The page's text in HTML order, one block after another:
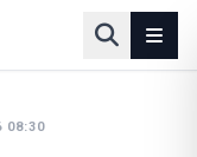
08:30